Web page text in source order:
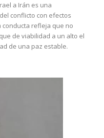
a Irán es una
conflicto con efectos
conducta refleja que no
de viabilidad a un alto el
de una paz estable.